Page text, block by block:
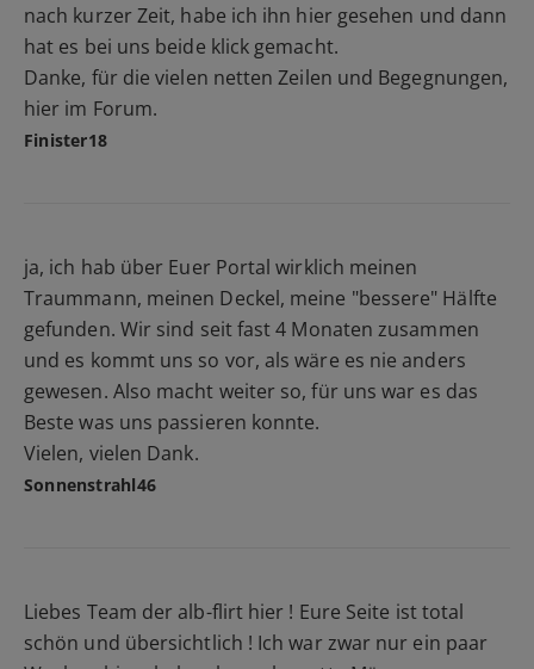
nach kurzer Zeit, habe ich ihn hier gesehen und dann
hat es bei uns beide klick gemacht.
Danke, für die vielen netten Zeilen und Begegnungen,
hier im Forum.
Finister18
ja, ich hab über Euer Portal wirklich meinen
Traummann, meinen Deckel, meine "bessere" Hälfte
gefunden. Wir sind seit fast 4 Monaten zusammen
und es kommt uns so vor, als wäre es nie anders
gewesen. Also macht weiter so, für uns war es das
Beste was uns passieren konnte.
Vielen, vielen Dank.
Sonnenstrahl46
Liebes Team der alb-flirt hier ! Eure Seite ist total
schön und übersichtlich ! Ich war zwar nur ein paar